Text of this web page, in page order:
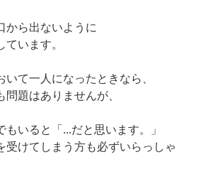
から出ないように
います。
いて一人になったときなら、
題はありませんが、
いると「...だと思います。」
受けてしまう方も必ずいらっしゃ